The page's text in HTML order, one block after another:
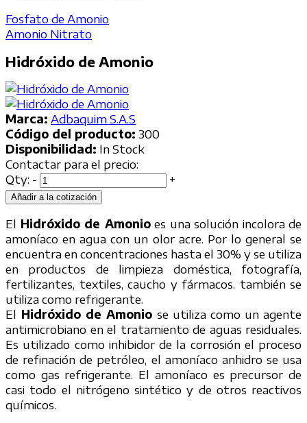
Fosfato de Amonio
Amonio Nitrato
Hidróxido de Amonio
Marca: Adbaquim S.A.S
Código del producto: 300
Disponibilidad: In Stock
Contactar para el precio:
Qty: - +
Añadir a la cotización
El Hidróxido de Amonioes una solución incolora de
amoníaco en agua con un olor acre. Por lo general se
encuentra en concentraciones hasta el 30% y se utiliza
en productos de limpieza doméstica, fotografía,
fertilizantes, textiles, caucho y fármacos. también se
utiliza como refrigerante.
El Hidróxido de Amonio se utiliza como un agente
antimicrobiano en el tratamiento de aguas residuales.
Es utilizado como inhibidor de la corrosión el proceso
de refinación de petróleo, el amoníaco anhidro se usa
como gas refrigerante. El amoníaco es precursor de
casi todo el nitrógeno sintético y de otros reactivos
químicos.